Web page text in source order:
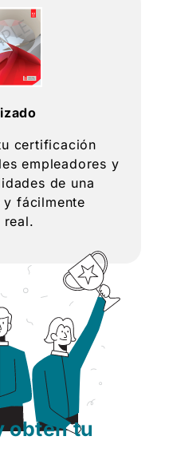
certificación
empleadores y
de una
fácilmente
real.
obtén tu